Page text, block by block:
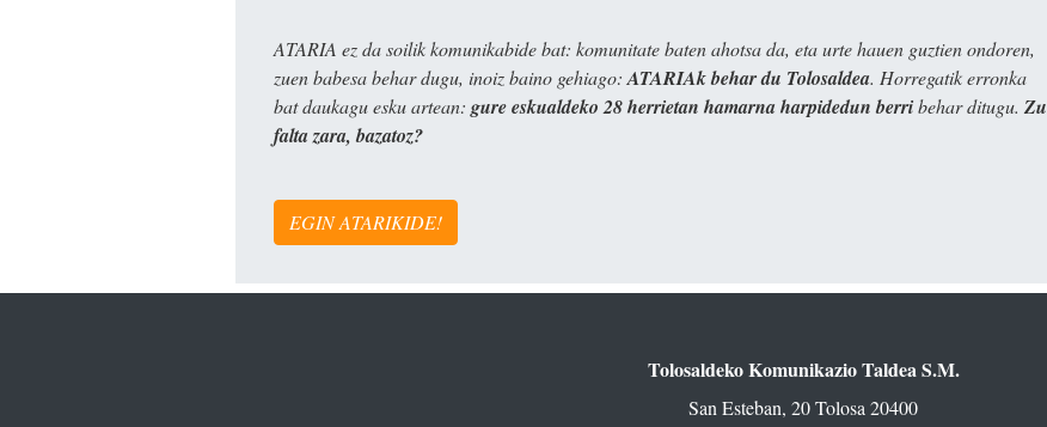
ATARIA ez da soilik komunikabide bat: komunitate baten ahotsa da, eta urte hauen guztien ondoren,
zuen babesa behar dugu, inoiz baino gehiago: ATARIAk behar du Tolosaldea. Horregatik erronka
bat daukagu esku artean: gure eskualdeko 28 herrietan hamarna harpidedun berribehar ditugu. Zu
falta zara, bazatoz?
EGIN ATARIKIDE!
Tolosaldeko Komunikazio Taldea S.M.
San Esteban, 20 Tolosa 20400